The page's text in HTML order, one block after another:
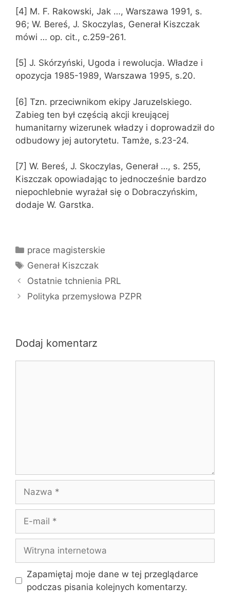
[4] M. F. Rakowski, Jak …, Warszawa 1991, s.
96; W. Bereś, J. Skoczylas, Generał Kiszczak
mówi … op. cit., c.259-261.
[5] J. Skórzyński, Ugoda i rewolucja. Władze i
opozycja 1985-1989, Warszawa 1995, s.20.
[6] Tzn. przeciwnikom ekipy Jaruzelskiego.
Zabieg ten był częścią akcji kreującej
humanitarny wizerunek władzy i doprowadził do
odbudowy jej autorytetu. Tamże, s.23-24.
[7] W. Bereś, J. Skoczylas, Generał …, s. 255,
Kiszczak opowiadając to jednocześnie bardzo
niepochlebnie wyrażał się o Dobraczyńskim,
dodaje W. Garstka.
Kategorie
prace magisterskie
Tagi
Generał Kiszczak
Ostatnie tchnienia PRL
Polityka przemysłowa PZPR
Dodaj komentarz
mail
internetowa
Zapamiętaj moje dane w tej przeglądarce
podczas pisania kolejnych komentarzy.